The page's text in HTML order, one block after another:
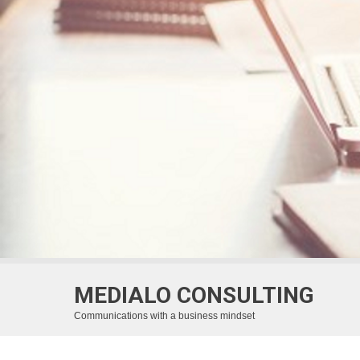
MEDIALO CONSULTING
Communications with a business mindset